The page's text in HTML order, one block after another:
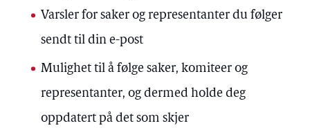
Varsler for saker og representanter du følger
sendt til din e-post
Mulighet til å følge saker, komiteer og
representanter, og dermed holde deg
oppdatert på det som skjer